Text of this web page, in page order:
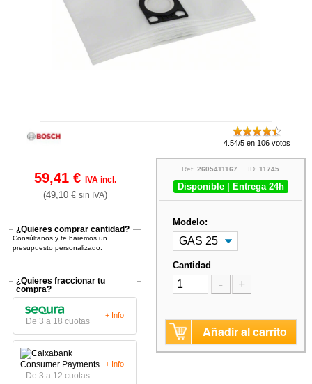
4.54/5 en 106 votos
59,41 € IVA incl.
(49,10 € sin IVA)
¿Quieres comprar cantidad?
Consúltanos y te haremos un
presupuesto personalizado.
¿Quieres fraccionar tu
compra?
De 3 a 18 cuotas
+ Info
De 3 a 12 cuotas
+ Info
Ref:2605411167 ID:11745
Disponible | Entrega 24h
Modelo:
Cantidad
- +
Añadir al carrito